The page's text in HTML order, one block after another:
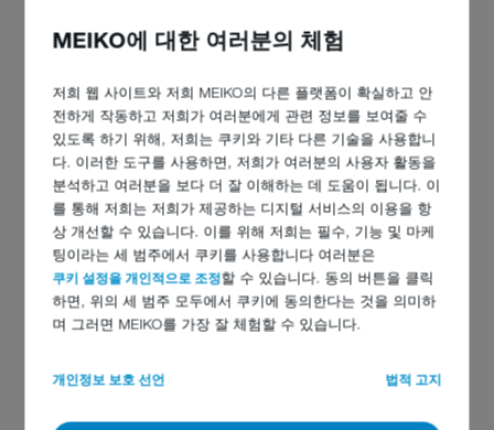
MEIKO에 대한 여러분의 체험
저희 웹 사이트와 저희 MEIKO의 다른 플랫폼이 확실하고 안
전하게 작동하고 저희가 여러분에게 관련 정보를 보여줄 수
있도록 하기 위해, 저희는 쿠키와 기타 다른 기술을 사용합니
다. 이러한 도구를 사용하면, 저희가 여러분의 사용자 활동을
분석하고 여러분을 보다 더 잘 이해하는 데 도움이 됩니다. 이
를 통해 저희는 저희가 제공하는 디지털 서비스의 이용을 항
상 개선할 수 있습니다. 이를 위해 저희는 필수, 기능 및 마케
팅이라는 세 범주에서 쿠키를 사용합니다 여러분은
쿠키 설정을 개인적으로 조정할 수 있습니다. 동의 버튼을 클릭
하면, 위의 세 범주 모두에서 쿠키에 동의한다는 것을 의미하
며 그러면 MEIKO를 가장 잘 체험할 수 있습니다.
개인정보 보호 선언 법적 고지
(KOPIE 1)